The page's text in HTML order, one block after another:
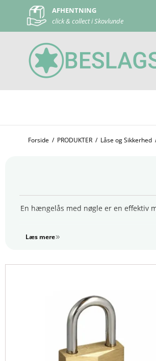
FRI FRAGT
ved køb over 500 kr
Forside / PRODUKTER / Låse og Sikkerhed
En hængelås med nøgle er en effektiv
Læs mere